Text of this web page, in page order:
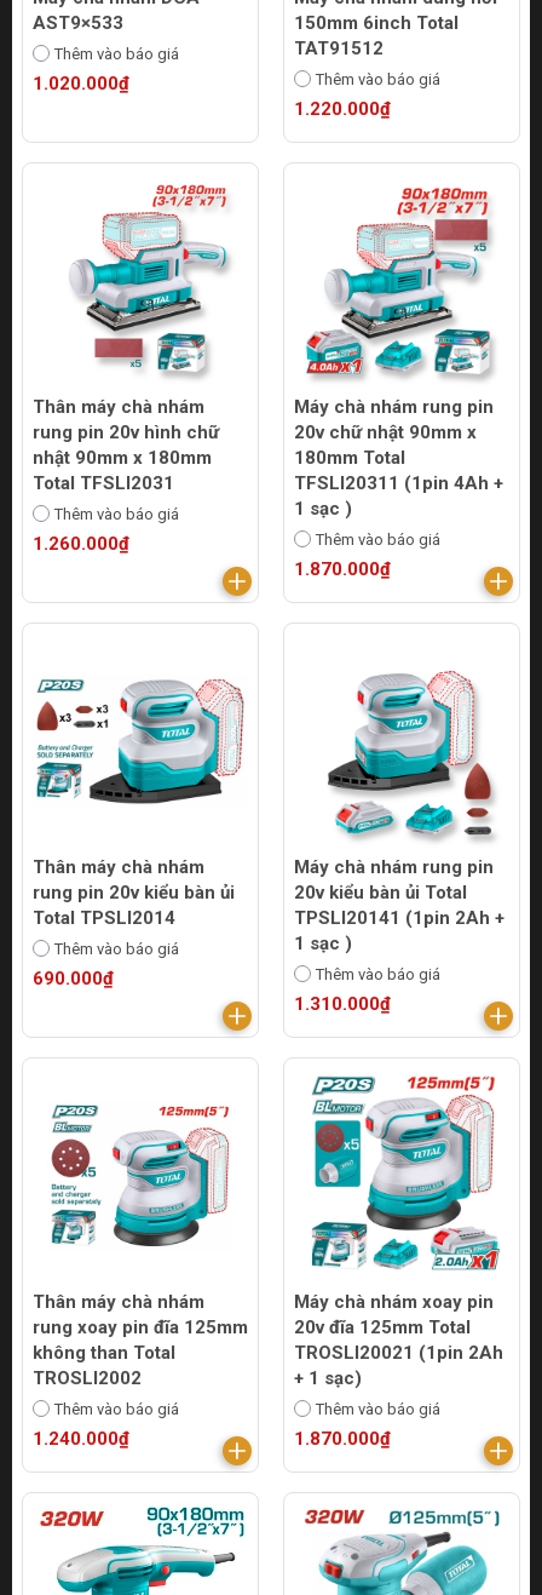
AST9×533
Thêm vào báo giá
1.020.000₫
150mm 6inch Total
TAT91512
Thêm vào báo giá
1.220.000₫
Thân máy chà nhám
rung pin 20v hình chữ
nhật 90mm x 180mm
Total TFSLI2031
Thêm vào báo giá
1.260.000₫
Máy chà nhám rung pin
20v chữ nhật 90mm x
180mm Total
TFSLI20311 (1pin 4Ah +
1 sạc )
Thêm vào báo giá
1.870.000₫
Thân máy chà nhám
rung pin 20v kiểu bàn ủi
Total TPSLI2014
Thêm vào báo giá
690.000₫
Máy chà nhám rung pin
20v kiểu bàn ủi Total
TPSLI20141 (1pin 2Ah +
1 sạc )
Thêm vào báo giá
1.310.000₫
Thân máy chà nhám
rung xoay pin đĩa 125mm
không than Total
TROSLI2002
Thêm vào báo giá
1.240.000₫
Máy chà nhám xoay pin
20v đĩa 125mm Total
TROSLI20021 (1pin 2Ah
+ 1 sạc)
Thêm vào báo giá
1.870.000₫